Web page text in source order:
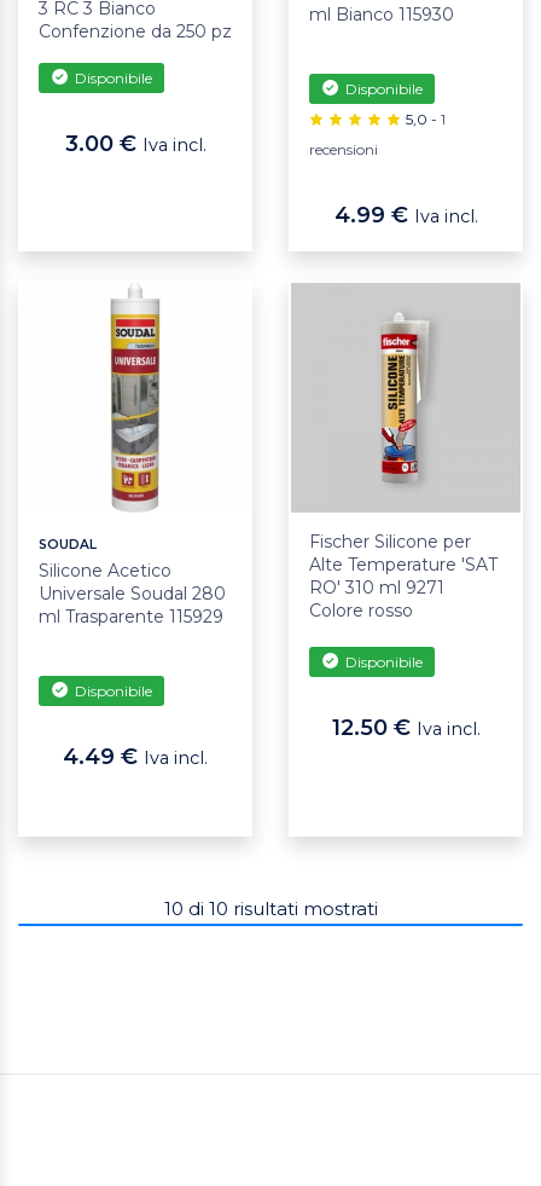
3 RC 3 Bianco
Confenzione da 250 pz
Disponibile
3.00 € Iva incl.
ml Bianco 115930
Disponibile
5,0 - 1
recensioni
4.99 € Iva incl.
SOUDAL
Silicone Acetico
Universale Soudal 280
ml Trasparente 115929
Disponibile
4.49 € Iva incl.
Fischer Silicone per
Alte Temperature 'SAT
RO' 310 ml 9271
Colore rosso
Disponibile
12.50 € Iva incl.
10 di 10 risultati mostrati